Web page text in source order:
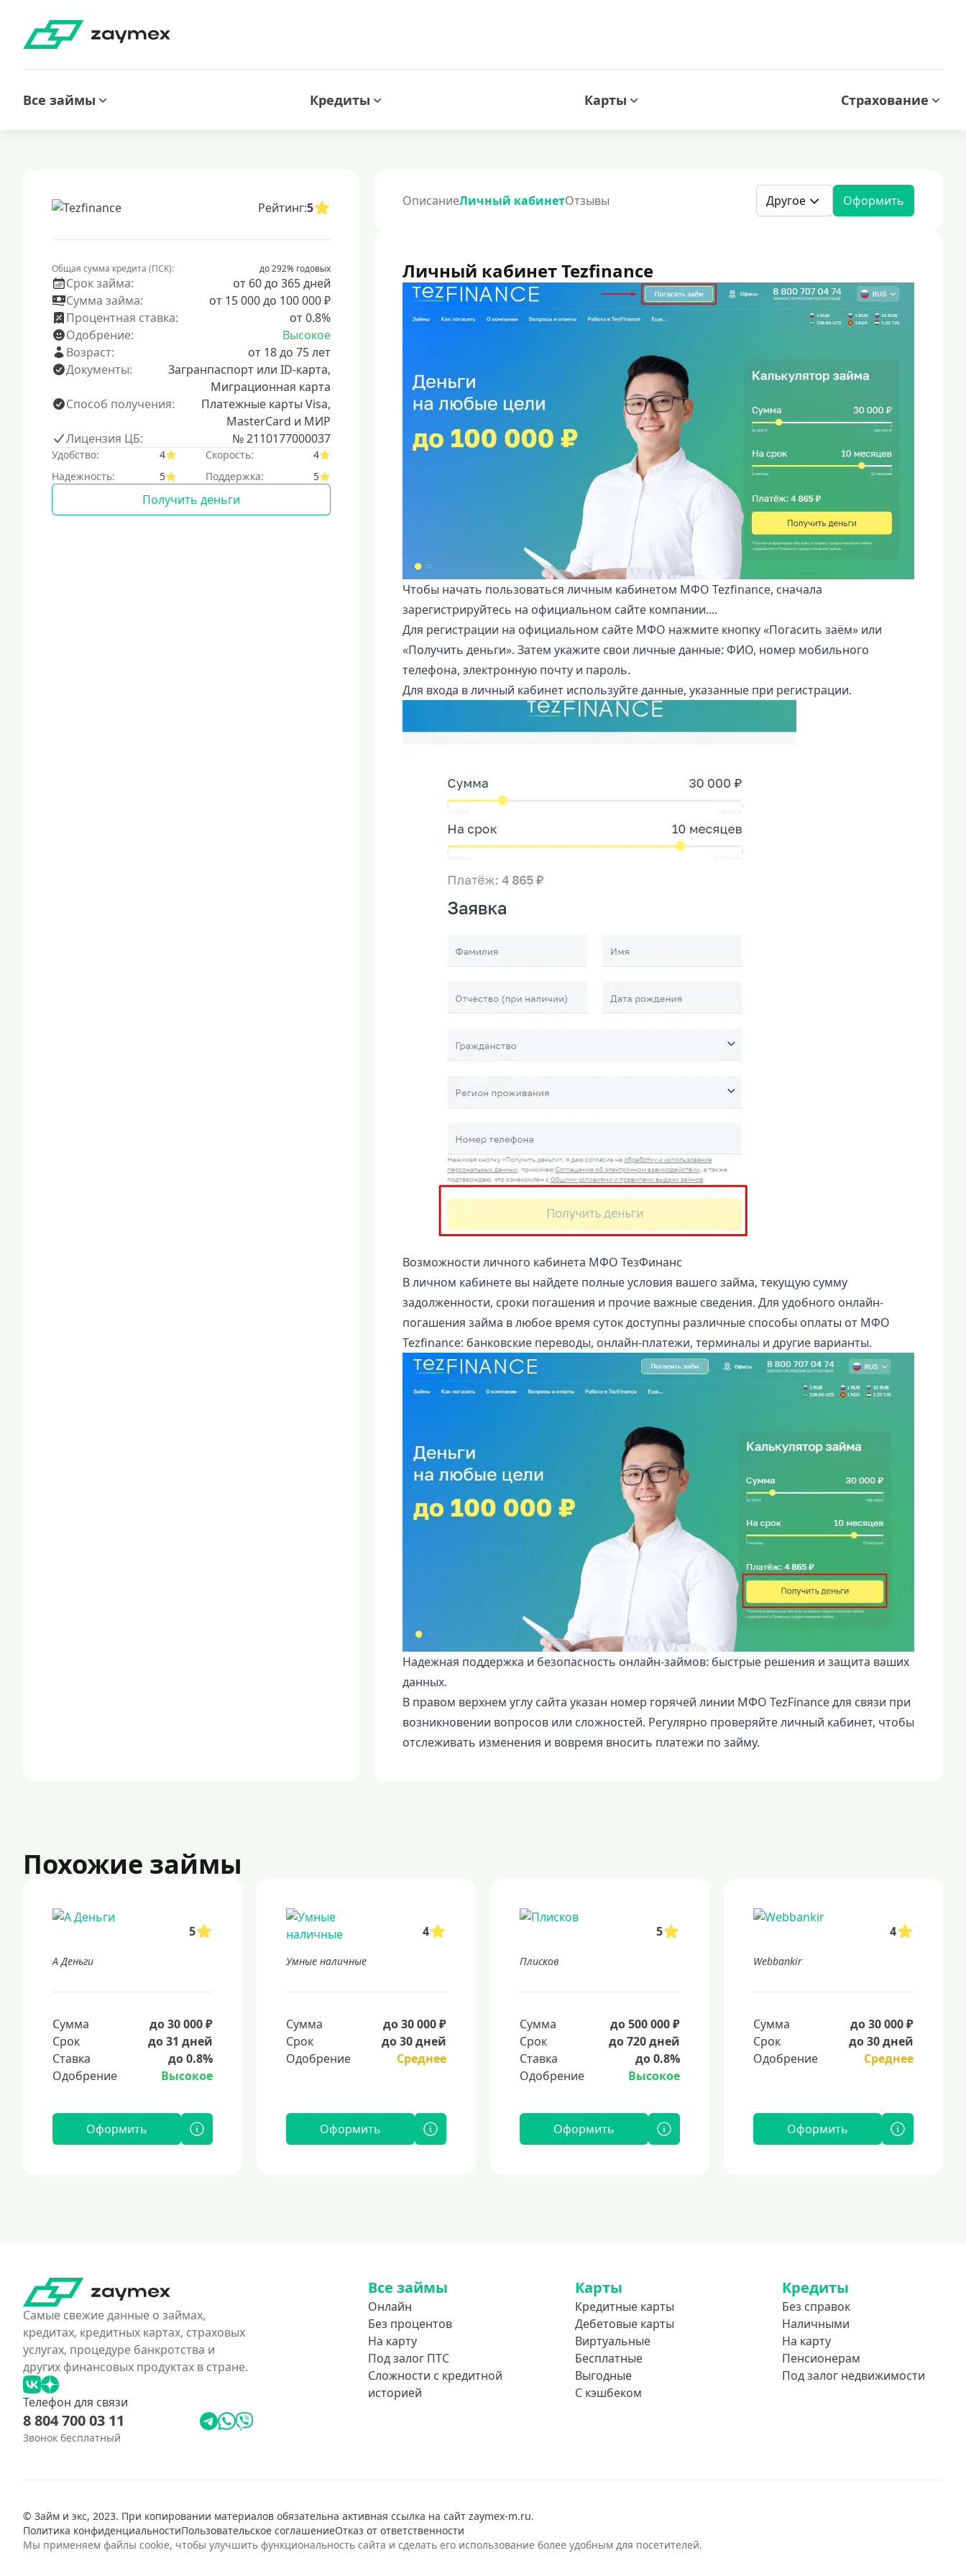
Все займы Кредиты Карты Страхование
Рейтинг:5
Общая сумма кредита (ПСК): до 292% годовых
Срок займа:
от 60 до 365 дней
Сумма займа:
от 15 000 до 100 000 ₽
Процентная ставка:
от 0.8%
Одобрение:
Высокое
Возраст:
от 18 до 75 лет
Документы:
Загранпаспорт или ID-карта,
Миграционная карта
Способ получения:
Платежные карты Visa,
MasterCard и МИР
Лицензия ЦБ:
№ 2110177000037
Удобство: 4 Скорость:
4
Надежность:
5 Поддержка: 5
Получить деньги
ОписаниеЛичный кабинетОтзывы Другое Оформить
Личный кабинет Tezfinance
Чтобы начать пользоваться личным кабинетом МФО Tezfinance, сначала
зарегистрируйтесь на официальном сайте компании....
Для регистрации на официальном сайте МФО нажмите кнопку «Погасить заём» или
«Получить деньги». Затем укажите свои личные данные: ФИО, номер мобильного
телефона, электронную почту и пароль.
Для входа в личный кабинет используйте данные, указанные при регистрации.
Возможности личного кабинета МФО ТезФинанс
В личном кабинете вы найдете полные условия вашего займа, текущую сумму
задолженности, сроки погашения и прочие важные сведения. Для удобного онлайн-
погашения займа в любое время суток доступны различные способы оплаты от МФО
Tezfinance: банковские переводы, онлайн-платежи, терминалы и другие варианты.
Надежная поддержка и безопасность онлайн-займов: быстрые решения и защита ваших
данных.
В правом верхнем углу сайта указан номер горячей линии МФО TezFinance для связи при
возникновении вопросов или сложностей. Регулярно проверяйте личный кабинет, чтобы
отслеживать изменения и вовремя вносить платежи по займу.
Похожие займы
5
А Деньги
Сумма
до 30 000 ₽
Срок
до 31 дней
Ставка
до 0.8%
Одобрение
Высокое
Оформить
4
Умные наличные
Сумма
до 30 000 ₽
Срок
до 30 дней
Одобрение
Среднее
Оформить
5
Плисков
Сумма
до 500 000 ₽
Срок
до 720 дней
Ставка
до 0.8%
Одобрение
Высокое
Оформить
4
Webbankir
Сумма
до 30 000 ₽
Срок
до 30 дней
Одобрение
Среднее
Оформить
Самые свежие данные о займах,
кредитах, кредитных картах, страховых
услугах, процедуре банкротства и
других финансовых продуктах в стране.
Телефон для связи
8 804 700 03 11
Звонок бесплатный
Все займы
Онлайн
Без процентов
На карту
Под залог ПТС
Сложности с кредитной
историей
Карты
Кредитные карты
Дебетовые карты
Виртуальные
Бесплатные
Выгодные
С кэшбеком
Кредиты
Без справок
Наличными
На карту
Пенсионерам
Под залог недвижимости
© Займ и экс, 2023. При копировании материалов обязательна активная ссылка на сайт zaymex-m.ru.
Политика конфиденциальностиПользовательское соглашениеОтказ от ответственности
Мы применяем файлы cookie, чтобы улучшить функциональность сайта и сделать его использование более удобным для посетителей.